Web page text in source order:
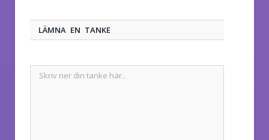
LÄMNA EN TANKE